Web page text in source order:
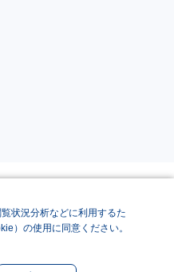
サイト
護方針
Inc. All rights reserved.
状況分析などに利用するた
）の使用に同意ください。